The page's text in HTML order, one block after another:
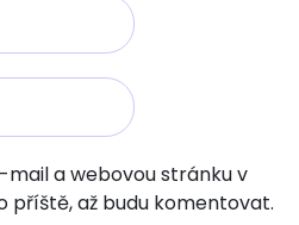
mail a webovou stránku v
až budu komentovat.